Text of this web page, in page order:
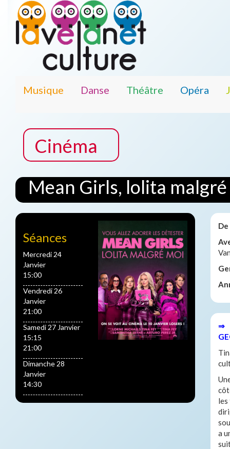
Musique Danse Théâtre Opéra
Cinéma
Mean Girls, lolita
Séances
Mercredi 24
Janvier
15:00
Vendredi 26
Janvier
21:00
Samedi 27 Janvier
15:15
21:00
Dimanche 28
Janvier
14:30
De
⇒
les
a